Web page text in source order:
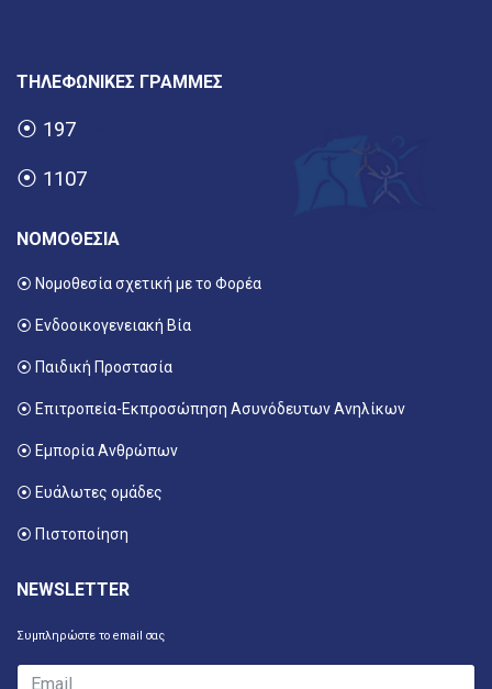
ΤΗΛΕΦΩΝΙΚΕΣ ΓΡΑΜΜΕΣ
⦿ 197
⦿ 1107
ΝΟΜΟΘΕΣΙΑ
⦿ Νομοθεσία σχετική με το Φορέα
⦿ Ενδοοικογενειακή Βία
⦿ Παιδική Προστασία
⦿ Επιτροπεία-Εκπροσώπηση Ασυνόδευτων Ανηλίκων
⦿ Εμπορία Ανθρώπων
⦿ Ευάλωτες ομάδες
⦿ Πιστοποίηση
NEWSLETTER
Συμπληρώστε το email σας